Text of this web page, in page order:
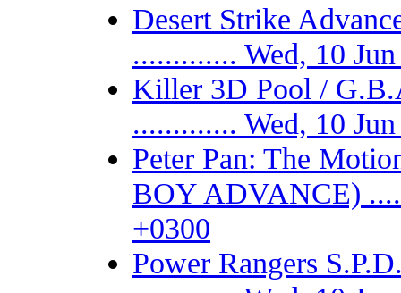
Desert Strike
............. Wed, 10
Killer 3D Pool /
............. Wed, 10
Peter Pan: The
BOY ADVANCE)
+0300
Power Rangers